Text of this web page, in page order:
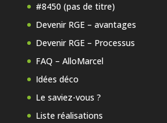
#8450 (pas de titre)
Devenir RGE – avantages
Devenir RGE – Processus
FAQ – AlloMarcel
Idées déco
Le saviez-vous ?
Liste réalisations